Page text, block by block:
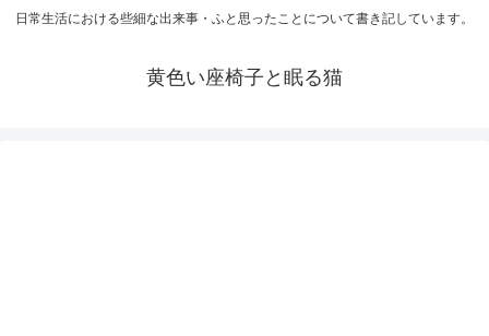
日常生活における些細な出来事・ふと思ったことについて書き記しています。
黄色い座椅子と眠る猫